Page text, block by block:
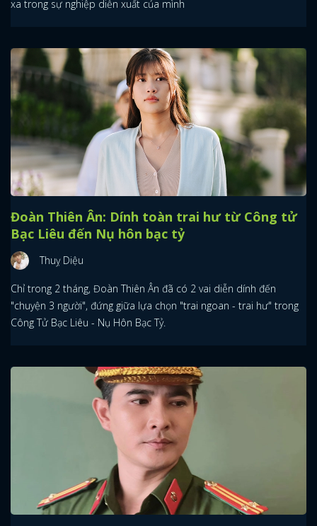
xa trong sự nghiệp diễn xuất của mình
Đoàn Thiên Ân: Dính toàn trai hư từ Công tử
Bạc Liêu đến Nụ hôn bạc tỷ
Thuỵ Diệu
Chỉ trong 2 tháng, Đoàn Thiên Ân đã có 2 vai diễn dính đến
"chuyện 3 người", đứng giữa lựa chọn "trai ngoan - trai hư" trong
Công Tử Bạc Liêu - Nụ Hôn Bạc Tỷ.